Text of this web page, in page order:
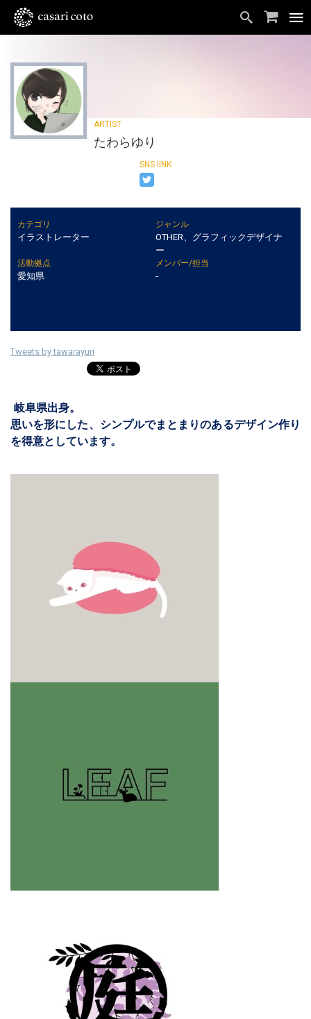
たわらゆり
カテゴリ
イラストレーター
ジャンル
OTHER、グラフィックデザイナ
ー
活動拠点
愛知県
メンバー/担当
-
Tweets by tawarayuri
岐阜県出身。
思いを形にした、シンプルでまとまりのあるデザイン作り
を得意としています。